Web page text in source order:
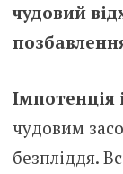
чудовий
Імпотенція
чудовим
безпліддя.